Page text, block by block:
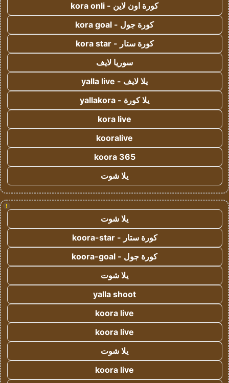
كورة اون لاين - kora onli
كورة جول - kora goal
كورة ستار - kora star
سوريا لايف
يلا لايف - yalla live
يلا كورة - yallakora
kora live
kooralive
koora 365
يلا شوت
!
يلا شوت
كورة ستار - koora-star
كورة جول - koora-goal
يلا شوت
yalla shoot
koora live
koora live
يلا شوت
koora live